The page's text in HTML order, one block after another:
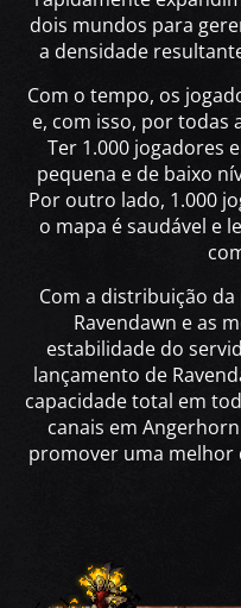
dois mundos para
a densidade
Com o tempo, os
e, com isso, por todas
Ter 1.000 jogadores
pequena e de baixo
Por outro lado, 1.000
o mapa é saudável e
Com a distribuição
Ravendawn e as
estabilidade do
lançamento de
capacidade total em
canais em
promover uma melhor